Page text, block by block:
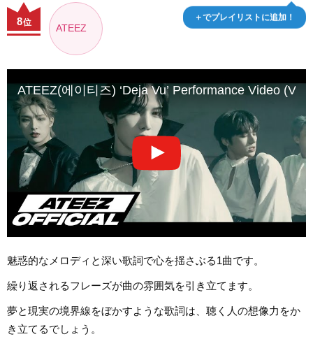
＋でプレイリストに追加！
ATEEZ
8位
ATEEZ(에이티즈) ‘Deja Vu’ Performance Video
魅惑的なメロディと深い歌詞で心を揺さぶる1曲です。
繰り返されるフレーズが曲の雰囲気を引き立てます。
夢と現実の境界線をぼかすような歌詞は、聴く人の想像力をか
き立てるでしょう。